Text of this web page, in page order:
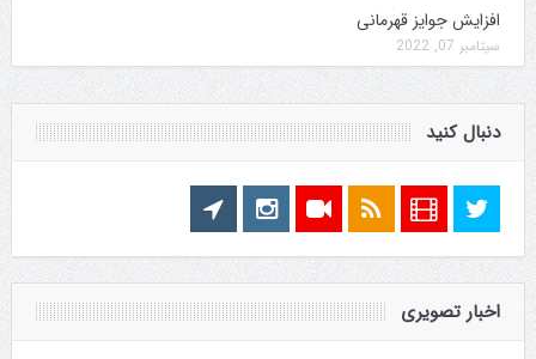
افزایش جوایز قهرمانی
سپتامبر 07, 2022
دنبال کنید
اخبار تصویری